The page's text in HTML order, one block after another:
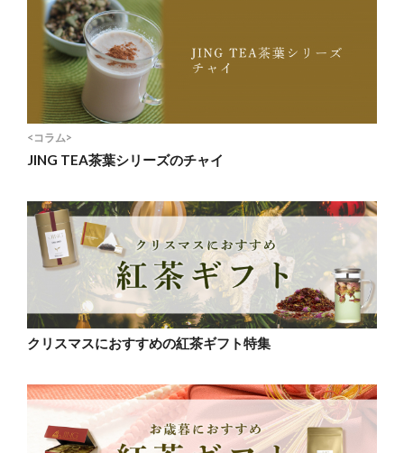
<コラム>
JING TEA茶葉シリーズのチャイ
クリスマスにおすすめの紅茶ギフト特集